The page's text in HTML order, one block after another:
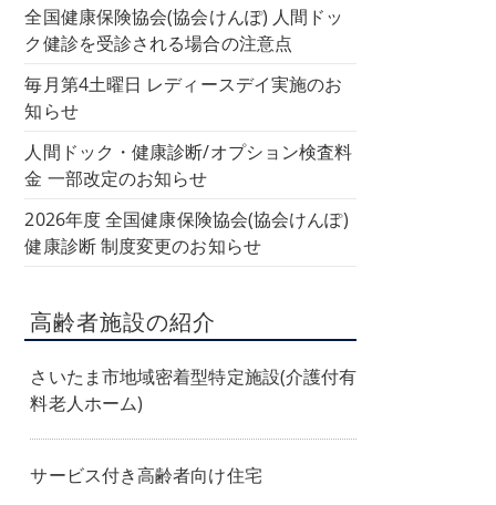
全国健康保険協会(協会けんぽ) 人間ドッ
ク健診を受診される場合の注意点
毎月第4土曜日 レディースデイ実施のお
知らせ
人間ドック・健康診断/オプション検査料
金 一部改定のお知らせ
2026年度 全国健康保険協会(協会けんぽ)
健康診断 制度変更のお知らせ
高齢者施設の紹介
さいたま市地域密着型特定施設(介護付有
料老人ホーム)
サービス付き高齢者向け住宅